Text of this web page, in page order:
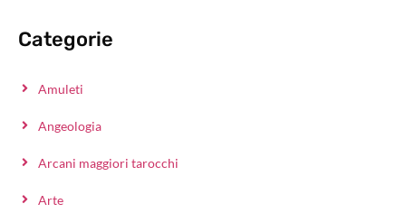
Categorie
Amuleti
Angeologia
Arcani maggiori tarocchi
Arte